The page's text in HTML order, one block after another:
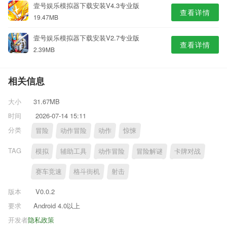
壹号娱乐模拟器下载安装V4.3专业版
19.47MB 查看详情
壹号娱乐模拟器下载安装V2.7专业版
2.39MB 查看详情
相关信息
大小
31.67MB
时间
2026-07-14 15:11
分类
冒险 动作冒险 动作 惊悚
TAG 模拟 辅助工具 动作冒险 冒险解谜 卡牌对战
赛车竞速 格斗街机 射击
版本
V0.0.2
要求
Android 4.0以上
隐私政策
开发者